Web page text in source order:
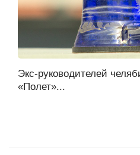
Экс-руководителей
«Полет»...